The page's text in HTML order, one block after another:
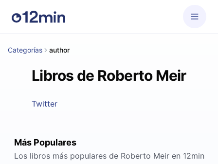
Categorías author
Libros de Roberto Meir
Twitter
Más Populares
Los libros más populares de Roberto Meir en 12min